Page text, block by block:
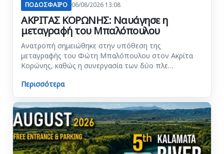
ΠΟΔΟΣΦΑΙΡΟ 06/08/2026 13:08
ΑΚΡΙΤΑΣ ΚΟΡΩΝΗΣ: Ναυάγησε η
μεταγραφή του Μπαλόπουλου
Ανατροπή σημειώθηκε στην υπόθεση της
μεταγραφής του Φώτη Μπαλόπουλου στον Ακρίτα
Κορώνης, καθώς η συνεργασία των δύο πλε…
Περισσότερα